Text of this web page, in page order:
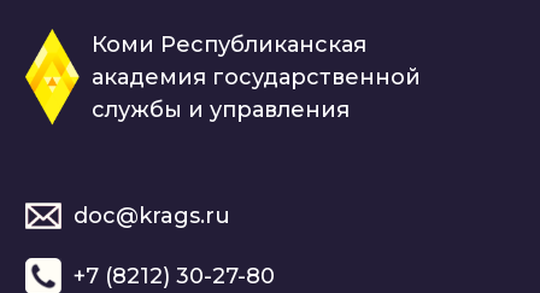
Коми Республиканская
академия государственной
службы и управления
doc@krags.ru
+7 (8212) 30-27-80